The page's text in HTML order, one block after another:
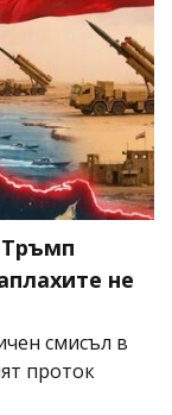
Тръмп
не
смисъл в
проток